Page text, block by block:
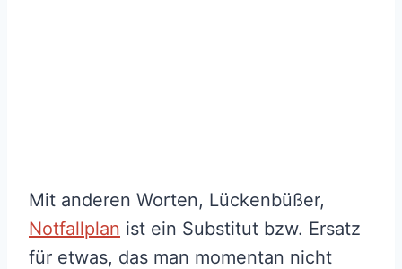
Mit anderen Worten, Lückenbüßer,
Notfallplan ist ein Substitut bzw. Ersatz
für etwas, das man momentan nicht